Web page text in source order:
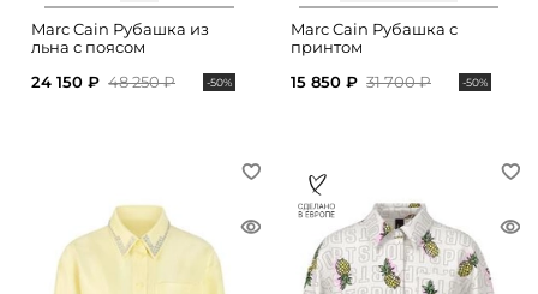
Marc Cain Рубашка из
льна с поясом
24 150 ₽ 48 250 ₽ -50%
Marc Cain Рубашка с
принтом
15 850 ₽ 31 700 ₽ -50%